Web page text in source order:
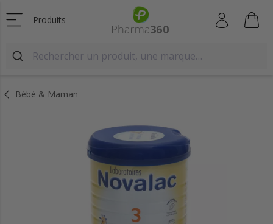
Produits
Bébé & Maman